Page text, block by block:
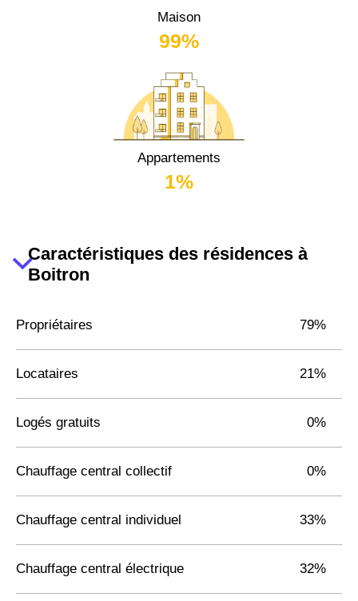
Maison
99%
Appartements
1%
Caractéristiques des résidences à
Boitron
Propriétaires 79%
Locataires 21%
Logés gratuits 0%
Chauffage central collectif 0%
Chauffage central individuel 33%
Chauffage central électrique 32%